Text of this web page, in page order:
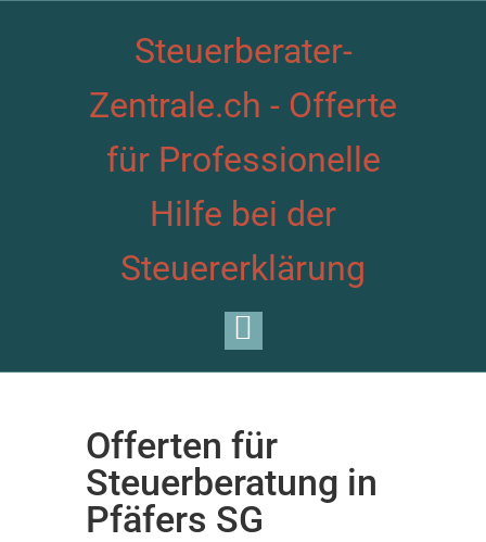
Steuerberater-
Zentrale.ch - Offerte
für Professionelle
Hilfe bei der
Steuererklärung
Offerten für
Steuerberatung in
Pfäfers SG